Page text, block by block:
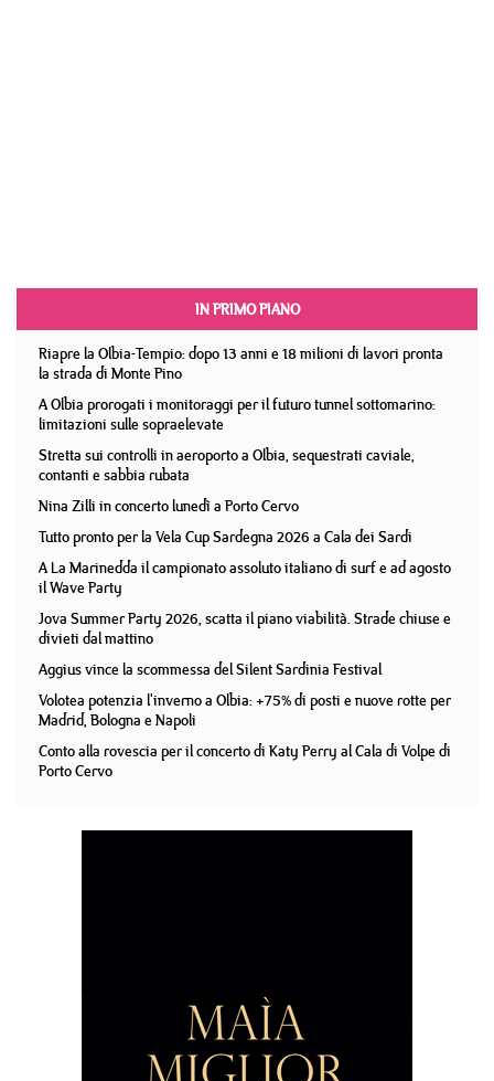
IN PRIMO PIANO
Riapre la Olbia-Tempio: dopo 13 anni e 18 milioni di lavori pronta
la strada di Monte Pino
A Olbia prorogati i monitoraggi per il futuro tunnel sottomarino:
limitazioni sulle sopraelevate
Stretta sui controlli in aeroporto a Olbia, sequestrati caviale,
contanti e sabbia rubata
Nina Zilli in concerto lunedì a Porto Cervo
Tutto pronto per la Vela Cup Sardegna 2026 a Cala dei Sardi
A La Marinedda il campionato assoluto italiano di surf e ad agosto
il Wave Party
Jova Summer Party 2026, scatta il piano viabilità. Strade chiuse e
divieti dal mattino
Aggius vince la scommessa del Silent Sardinia Festival
Volotea potenzia l'inverno a Olbia: +75% di posti e nuove rotte per
Madrid, Bologna e Napoli
Conto alla rovescia per il concerto di Katy Perry al Cala di Volpe di
Porto Cervo